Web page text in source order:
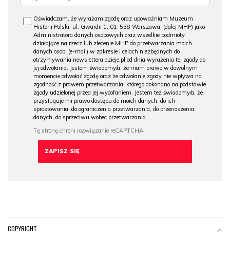
Oświadczam, że wyrażam zgodę oraz upoważniam Muzeum
Historii Polski, ul. Gwardii 1, 01-538 Warszawa, (dalej MHP) jako
Administratora danych osobowych oraz wszelkie podmioty
działające na rzecz lub zlecenie MHP do przetwarzania moich
danych osob. (e-mail) w zakresie i celach niezbędnych do
otrzymywania newslettera dzieje.pl od dnia wyrażenia tej zgody do
jej odwołania. Jestem świadomy/a, że mam prawo w dowolnym
momencie odwołać zgodę oraz że odwołanie zgody nie wpływa na
zgodność z prawem przetwarzania, którego dokonano na podstawie
zgody udzielonej przed jej wycofaniem. Jestem też świadomy/a, że
przysługuje mi prawo dostępu do moich danych, do ich
sprostowania, do ograniczenia przetwarzania, do przenoszenia
danych, do sprzeciwu wobec przetwarzania.
COPYRIGHT